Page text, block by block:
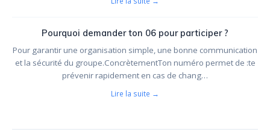
Pourquoi demander ton 06 pour participer ?
Pour garantir une organisation simple, une bonne communication
et la sécurité du groupe.ConcrètementTon numéro permet de :te
prévenir rapidement en cas de chang…
Lire la suite →